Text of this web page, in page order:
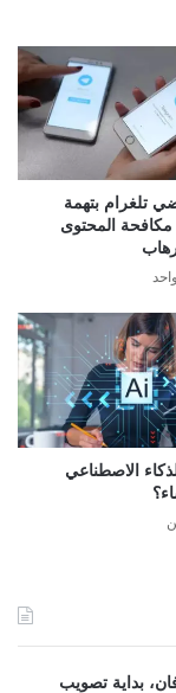
تلغرام بتهمة
مكافحة المحتوى
الاصطناعي
بداية تصويب